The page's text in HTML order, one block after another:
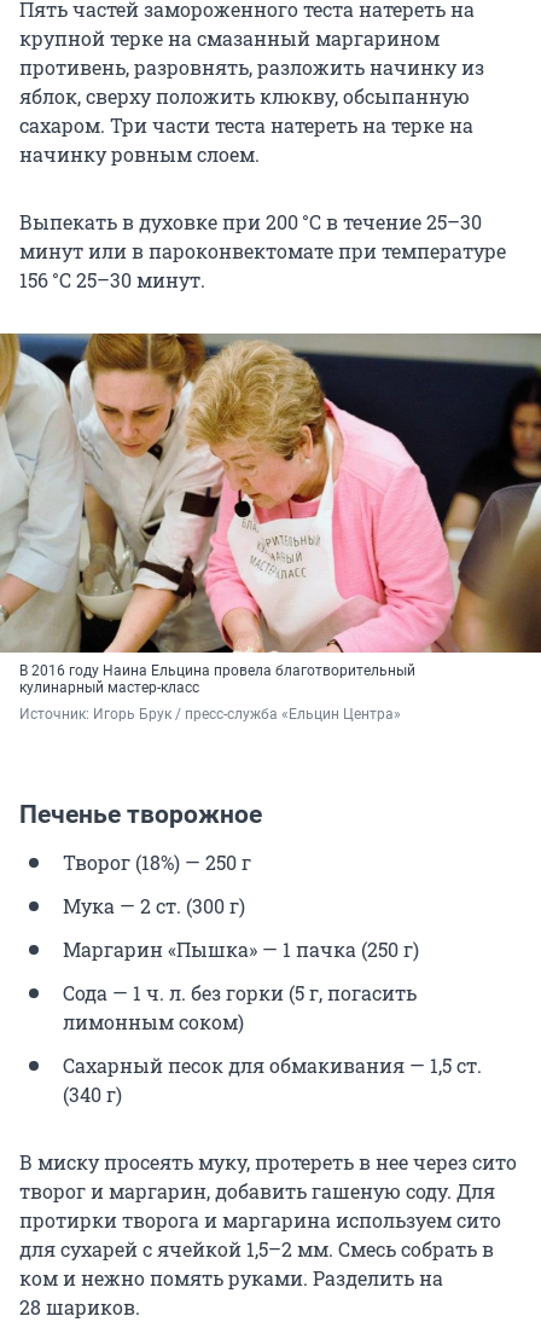
Пять частей замороженного теста натереть на
крупной терке на смазанный маргарином
противень, разровнять, разложить начинку из
яблок, сверху положить клюкву, обсыпанную
сахаром. Три части теста натереть на терке на
начинку ровным слоем.
Выпекать в духовке при 200 °C в течение 25–30
минут или в пароконвектомате при температуре
156 °C25–30 минут.
В 2016 году Наина Ельцина провела благотворительный
кулинарный мастер-класс
Источник: Игорь Брук / пресс-служба «Ельцин Центра»
Печенье творожное
Творог (18%) — 250 г
Мука — 2 ст. (300 г)
Маргарин «Пышка» — 1 пачка (250 г)
Сода — 1 ч. л. без горки (5 г, погасить
лимонным соком)
Сахарный песок для обмакивания — 1,5 ст.
(340 г)
В миску просеять муку, протереть в нее через сито
творог и маргарин, добавить гашеную соду. Для
протирки творога и маргарина используем сито
для сухарей с ячейкой 1,5–2 мм. Смесь собрать в
ком и нежно помять руками. Разделить на
28 шариков.